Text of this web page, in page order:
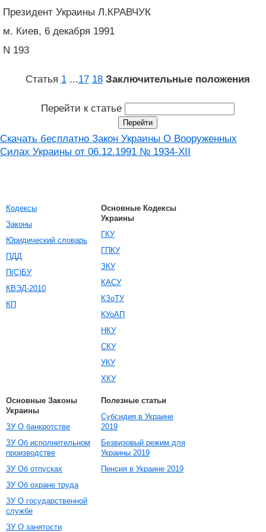
Президент Украины Л.КРАВЧУК
м. Киев, 6 декабря 1991
N 193
Статья 1 ...17 18 Заключительные положения
Перейти к статье
Скачать бесплатно Закон Украины О Вооруженных
Силах Украины от 06.12.1991 № 1934-XII
Кодексы
Законы
Юридический словарь
ПДД
П(С)БУ
КВЭД-2010
КП
Основные Кодексы
Украины
ГКУ
ГПКУ
ЗКУ
КАСУ
КЗоТУ
КУоАП
НКУ
СКУ
УКУ
ХКУ
Основные Законы
Украины
ЗУ О банкротстве
ЗУ Об исполнительном
производстве
ЗУ Об отпусках
ЗУ Об охране труда
ЗУ О государственной
службе
ЗУ О занятости
Полезные статьи
Субсидия в Украине
2019
Безвизовый режим для
Украины 2019
Пенсия в Украине 2019